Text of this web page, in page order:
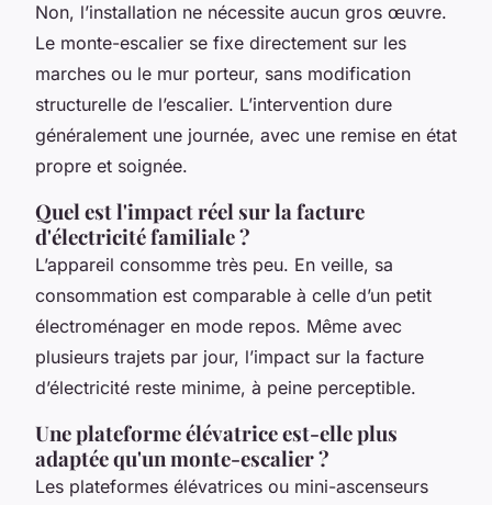
Non, l’installation ne nécessite aucun gros œuvre.
Le monte-escalier se fixe directement sur les
marches ou le mur porteur, sans modification
structurelle de l’escalier. L’intervention dure
généralement une journée, avec une remise en état
propre et soignée.
Quel est l'impact réel sur la facture
d'électricité familiale ?
L’appareil consomme très peu. En veille, sa
consommation est comparable à celle d’un petit
électroménager en mode repos. Même avec
plusieurs trajets par jour, l’impact sur la facture
d’électricité reste minime, à peine perceptible.
Une plateforme élévatrice est-elle plus
adaptée qu'un monte-escalier ?
Les plateformes élévatrices ou mini-ascenseurs